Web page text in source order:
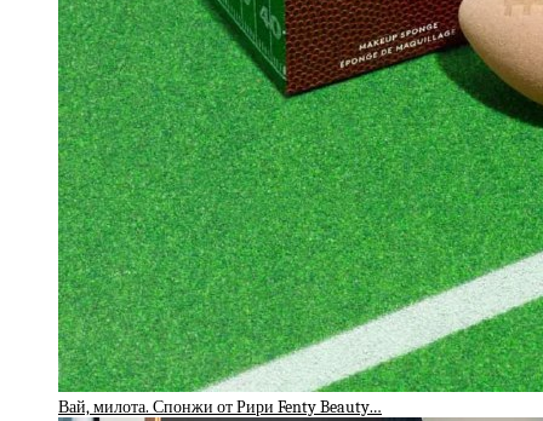
Вай, милота. Спонжи от Рири Fenty Beauty…